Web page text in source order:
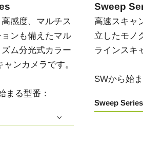
感度、マルチス
ンも備えたマル
ム分光式カラー
ンカメラです。
まる型番：
Sweep
高速スキャ
立したモノ
ラインスキ
SWから始
Sweep Series